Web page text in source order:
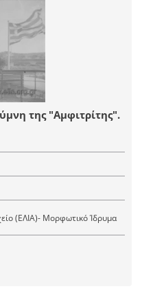
της "Αμφιτρίτης".
(ΕΛΙΑ)- Μορφωτικό Ίδρυμα